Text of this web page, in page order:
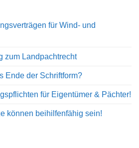
für Wind- und
zum Landpachtrecht
Ende der Schriftform?
für Eigentümer & Pächter!
können beihilfenfähig sein!